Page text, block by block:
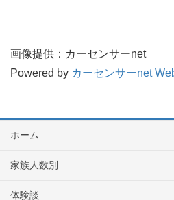
画像提供：カーセンサーnet
Powered by カーセンサーnet
ホーム
家族人数別
体験談